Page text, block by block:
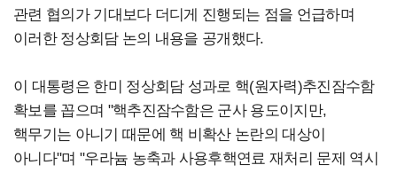
관련 협의가 기대보다 더디게 진행되는 점을 언급하며
이러한 정상회담 논의 내용을 공개했다.
이 대통령은 한미 정상회담 성과로 핵(원자력)추진잠수함
확보를 꼽으며 "핵추진잠수함은 군사 용도이지만,
핵무기는 아니기 때문에 핵 비확산 논란의 대상이
아니다"며 "우라늄 농축과 사용후핵연료 재처리 문제 역시